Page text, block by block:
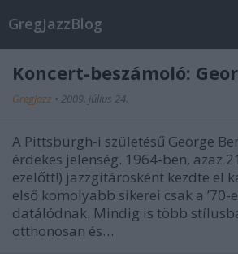
GregJazzBlog
Koncert-beszámoló:
GregJazz • 2009. július 24.
A Pittsburgh-i születésű George
érdekes jelenség. 1964-ben, azaz
ezelőtt!) jazzgitárosként kezdte el
első komolyabb sikerei csak a ’70-
datálódnak. Mindig is több
otthonosan és…